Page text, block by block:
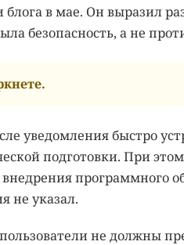
в мае. Он выразил
безопасность, а не
уведомления быстро
подготовки. При
программного
не указал.
не должны